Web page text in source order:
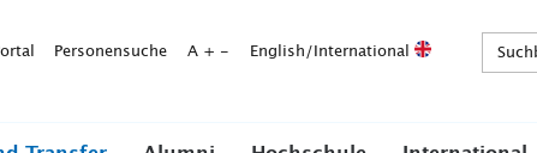
Personensuche A + - English/International